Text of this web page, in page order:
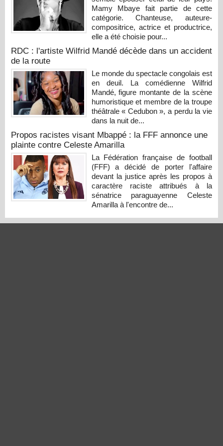
Mamy Mbaye fait partie de cette
catégorie. Chanteuse, auteure-
compositrice, actrice et productrice,
elle a été choisie pour...
RDC : l'artiste Wilfrid Mandé décède dans un accident
de la route
Le monde du spectacle congolais est
en deuil. La comédienne Wilfrid
Mandé, figure montante de la scène
humoristique et membre de la troupe
théâtrale « Cedubon », a perdu la vie
dans la nuit de...
Propos racistes visant Mbappé : la FFF annonce une
plainte contre Celeste Amarilla
La Fédération française de football
(FFF) a décidé de porter l'affaire
devant la justice après les propos à
caractère raciste attribués à la
sénatrice paraguayenne Celeste
Amarilla à l'encontre de...